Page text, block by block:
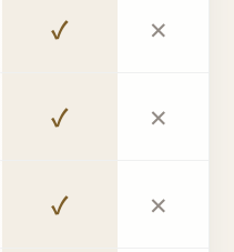
✓ ✕
✓ ✕
✓ ✕